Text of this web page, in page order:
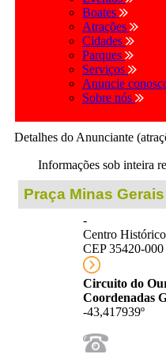
Boates
Atrações
Cidades
Parques
Serviços
Anuncie
Sobre nós
Detalhes do Anunciante
Informações sob inteira
Praça Minas Gerais
-
Centro
CEP 35420-000
Circuito do
Coordenadas
-43,417939º